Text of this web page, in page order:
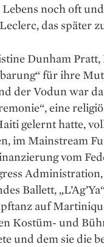
noch oft
das später
Dunham Pratt,
für ihre
der Vodun war
eine
gelernt hatte,
im Mainstream
vom
Ballett,
auf
Kostüm- und
und dem sie die